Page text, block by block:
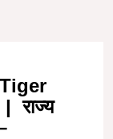
राज्य